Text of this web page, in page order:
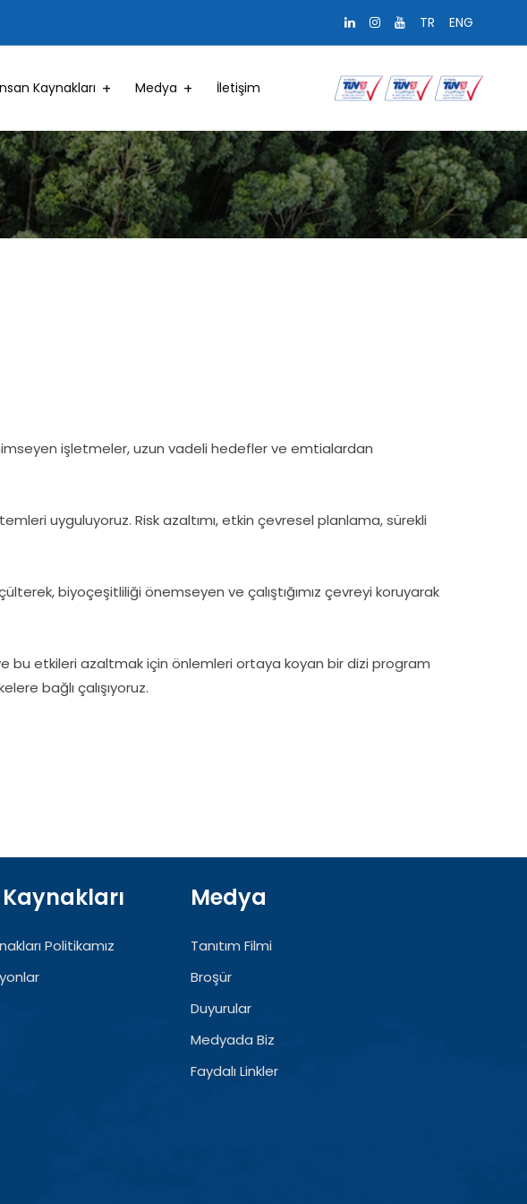
TR ENG
Kaynakları Medya İletişim
işletmeler, uzun vadeli hedefler ve emtialardan
uyguluyoruz. Risk azaltımı, etkin çevresel planlama, sürekli
biyoçeşitliliği önemseyen ve çalıştığımız çevreyi koruyarak
bu etkileri azaltmak için önlemleri ortaya koyan bir dizi program
bağlı çalışıyoruz.
Politikamız
Medya
Tanıtım Filmi
Broşür
Duyurular
Medyada Biz
Faydalı Linkler